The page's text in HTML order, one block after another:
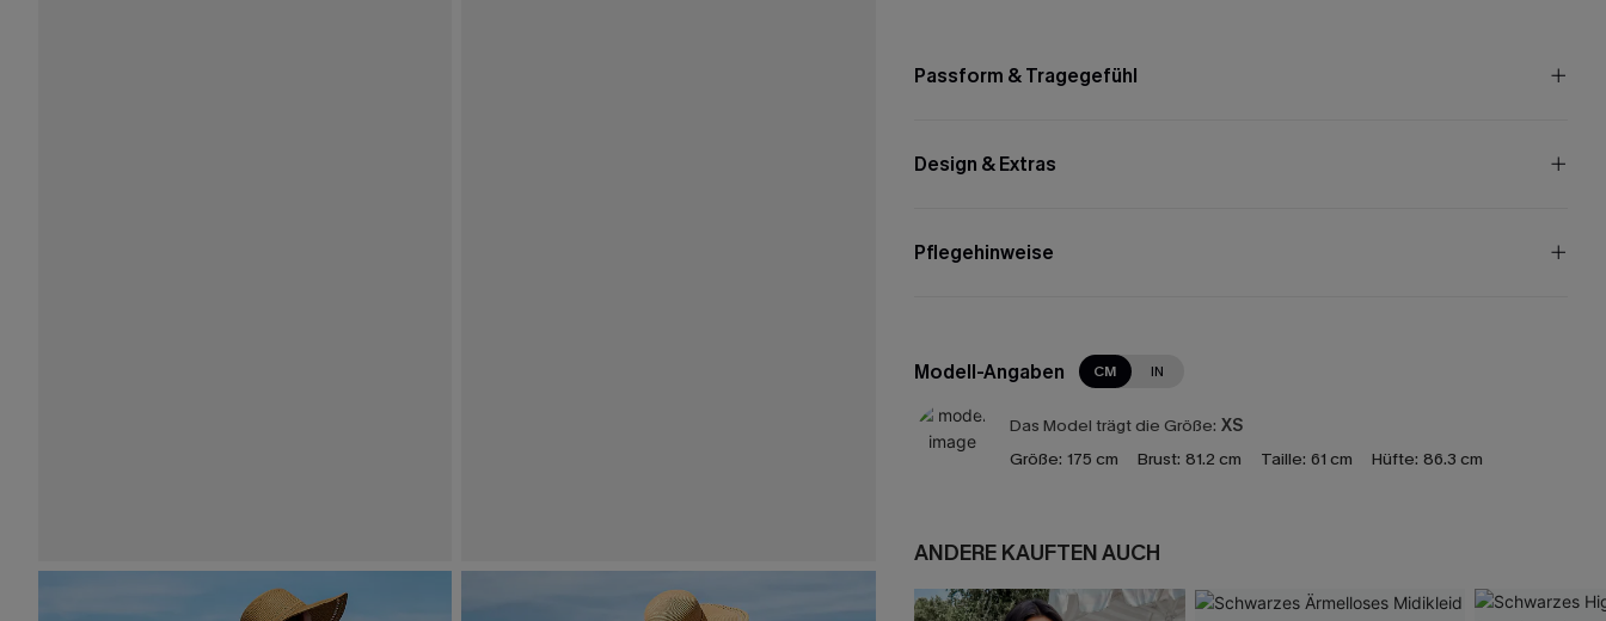
Passform & Tragegefühl
Design & Extras
Pflegehinweise
Modell-Angaben CM IN
Das Model trägt die Größe: XS
Größe: 175 cm Brust: 81.2 cm Taille: 61 cm Hüfte: 86.3 cm
ANDERE KAUFTEN AUCH